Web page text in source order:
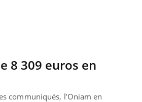
8 309 euros en
communiqués, l’Oniam en